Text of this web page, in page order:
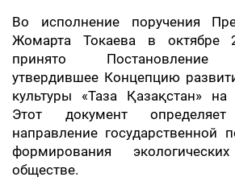
Во исполнение поручения
Жомарта Токаева в октябре
принято Постановление
утвердившее Концепцию
культуры «Таза Қазақстан»
Этот документ определяет
направление государственной
формирования
обществе.